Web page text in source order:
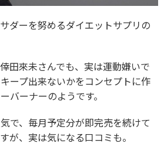
ダーを努めるダイエットサプリの
田來未さんでも、実は運動嫌いで
ープ出来ないかをコンセプトに作
バーナーのようです。
で、毎月予定分が即完売を続けて
が、実は気になる口コミも。